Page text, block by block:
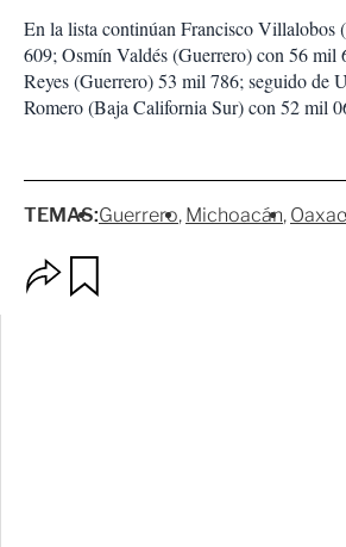
En la lista continúan Francisco Villalobos
609; Osmín Valdés (Guerrero) con 56 mil
Reyes (Guerrero) 53 mil 786; seguido de
Romero (Baja California Sur) con 52 mil
TEMAS:Guerrero Michoacán